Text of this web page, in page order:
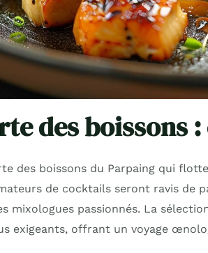
des boissons
des boissons du Parpaing qui
de cocktails seront ravis de
mixologues passionnés. La
exigeants, offrant un voyage